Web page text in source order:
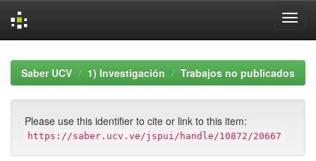
navigationSaber UCV 1) Investigación Trabajos no publicados
Please use this identifier to cite or link to this item:
https://saber.ucv.ve/jspui/handle/10872/20667